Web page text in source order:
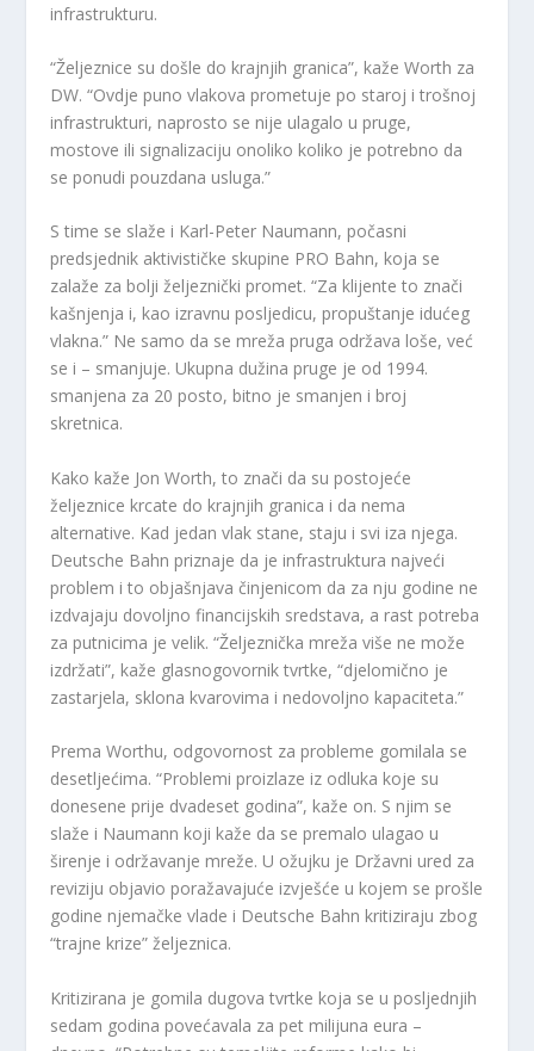
infrastrukturu.
“Željeznice su došle do krajnjih granica”, kaže Worth za
DW. “Ovdje puno vlakova prometuje po staroj i trošnoj
infrastrukturi, naprosto se nije ulagalo u pruge,
mostove ili signalizaciju onoliko koliko je potrebno da
se ponudi pouzdana usluga.”
S time se slaže i Karl-Peter Naumann, počasni
predsjednik aktivističke skupine PRO Bahn, koja se
zalaže za bolji željeznički promet. “Za klijente to znači
kašnjenja i, kao izravnu posljedicu, propuštanje idućeg
vlakna.” Ne samo da se mreža pruga održava loše, već
se i – smanjuje. Ukupna dužina pruge je od 1994.
smanjena za 20 posto, bitno je smanjen i broj
skretnica.
Kako kaže Jon Worth, to znači da su postojeće
željeznice krcate do krajnjih granica i da nema
alternative. Kad jedan vlak stane, staju i svi iza njega.
Deutsche Bahn priznaje da je infrastruktura najveći
problem i to objašnjava činjenicom da za nju godine ne
izdvajaju dovoljno financijskih sredstava, a rast potreba
za putnicima je velik. “Željeznička mreža više ne može
izdržati”, kaže glasnogovornik tvrtke, “djelomično je
zastarjela, sklona kvarovima i nedovoljno kapaciteta.”
Prema Worthu, odgovornost za probleme gomilala se
desetljećima. “Problemi proizlaze iz odluka koje su
donesene prije dvadeset godina”, kaže on. S njim se
slaže i Naumann koji kaže da se premalo ulagao u
širenje i održavanje mreže. U ožujku je Državni ured za
reviziju objavio poražavajuće izvješće u kojem se prošle
godine njemačke vlade i Deutsche Bahn kritiziraju zbog
“trajne krize” željeznica.
Kritizirana je gomila dugova tvrtke koja se u posljednjih
sedam godina povećavala za pet milijuna eura –